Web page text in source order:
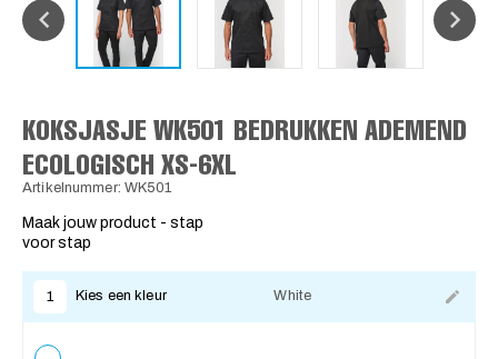
KOKSJASJE WK501 BEDRUKKEN ADEMEND
ECOLOGISCH XS-6XL
Artikelnummer: WK501
Maak jouw product - stap
voor stap
1 Kies een kleur White